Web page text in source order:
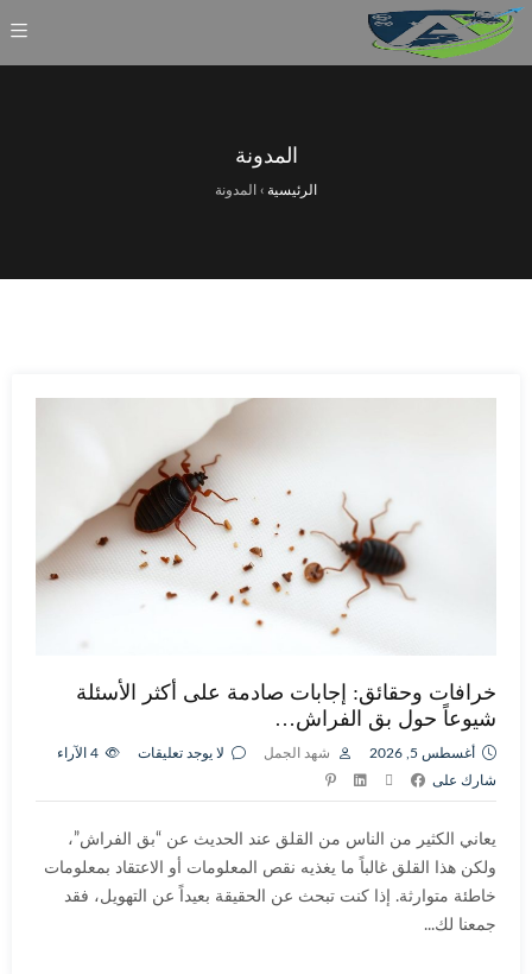
المدونة
الرئيسية › المدونة
خرافات وحقائق: إجابات صادمة على أكثر الأسئلة
شيوعاً حول بق الفراش…
أغسطس 5, 2026 شهد الجمل لا يوجد تعليقات
الآراء
شارك على
يعاني الكثير من الناس من القلق عند الحديث عن “بق الفراش”،
ولكن هذا القلق غالباً ما يغذيه نقص المعلومات أو الاعتقاد بمعلومات
خاطئة متوارثة. إذا كنت تبحث عن الحقيقة بعيداً عن التهويل، فقد
جمعنا لك...